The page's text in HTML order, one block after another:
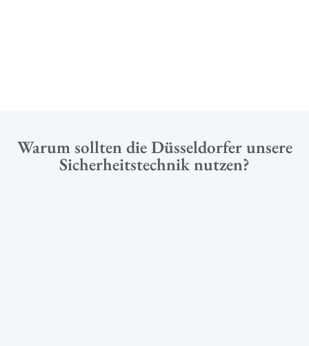
Warum sollten die Düsseldorfer unsere
Sicherheitstechnik nutzen?